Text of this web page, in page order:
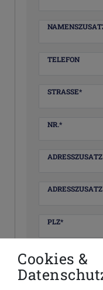
TELEFON
STRASSE*
NR.*
ADRESSZUSATZ
PLZ*
ORT*
Cookies &